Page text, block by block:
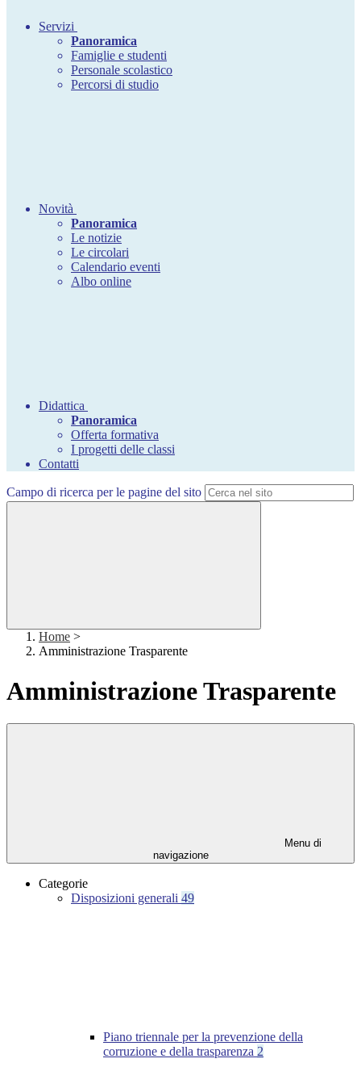
Servizi
Panoramica
Famiglie e studenti
Personale scolastico
Percorsi di studio
Novità
Panoramica
Le notizie
Le circolari
Calendario eventi
Albo online
Didattica
Panoramica
Offerta formativa
I progetti delle classi
Contatti
Campo di ricerca per le pagine del sito
Home >
Amministrazione Trasparente
Amministrazione Trasparente
Menu di
navigazione
Categorie
Disposizioni generali 49
Piano triennale per la prevenzione della
corruzione e della trasparenza 2